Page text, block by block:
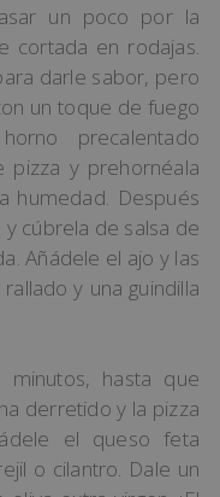
un poco por la
cortada en rodajas.
darle sabor, pero
un toque de fuego
precalentado
pizza y prehornéala
humedad. Después
cúbrela de salsa de
Añádele el ajo y las
y una guindilla
hasta que
derretido y la pizza
el queso feta
o cilantro. Dale un